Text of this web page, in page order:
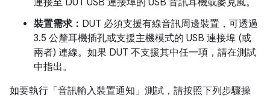
裝置需求： DUT 必須支援有線音訊周邊裝置，可透過
3.5 公釐耳機插孔或支援主機模式的 USB 連接埠 (或
兩者) 連線。如果 DUT 不支援其中任一項，請在測試
中指出。
如要執行「音訊輸入裝置通知」測試，請按照下列步驟操